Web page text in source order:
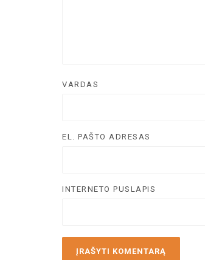
VARDAS
EL. PAŠTO ADRESAS
INTERNETO PUSLAPIS